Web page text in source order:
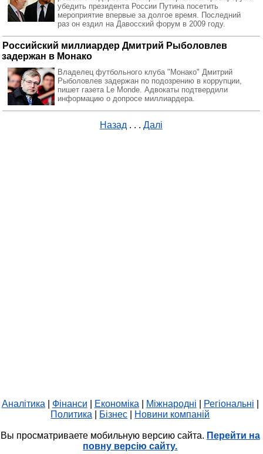
убедить президента России Путина посетить
мероприятие впервые за долгое время. Последний
раз он ездил на Давосский форум в 2009 году.
Российский миллиардер Дмитрий Рыболовлев
задержан в Монако
Владелец футбольного клуба "Монако" Дмитрий
Рыболовлев задержан по подозрению в коррупции,
пишет газета Le Monde. Адвокаты подтвердили
информацию о допросе миллиардера.
Назад . . . Далі
Аналітика Фінанси Економіка Міжнародні Регіональні
Политика
Бізнес Новини компаній
Вы просматриваете мобильную версию сайта. Перейти на
повну версію сайту.